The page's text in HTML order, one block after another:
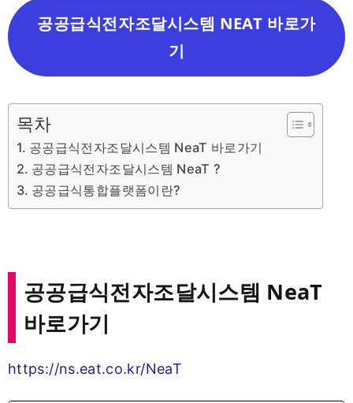
공공급식전자조달시스템 NEAT 바로가
기
목차
공공급식전자조달시스템 NeaT 바로가기
공공급식전자조달시스템 NeaT ?
공공급식통합플랫폼이란?
공공급식전자조달시스템 NeaT
바로가기
https://ns.eat.co.kr/NeaT